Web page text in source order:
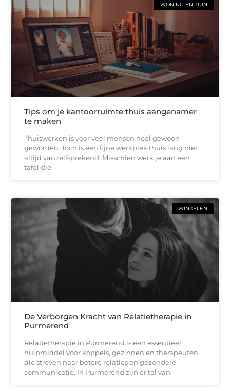
WONING EN TUIN
Tips om je kantoorruimte thuis aangenamer
te maken
Thuiswerken is voor veel mensen heel gewoon
geworden. Toch is een fijne werkplek thuis lang niet
altijd vanzelfsprekend. Misschien werk je aan een
tafel die
WINKELEN
De Verborgen Kracht van Relatietherapie in
Purmerend
Relatietherapie in Purmerend is een essentieel
hulpmiddel voor koppels, gezinnen en therapeuten
die streven naar betere relaties en gezondere
communicatie. In Purmerend zijn er tal van